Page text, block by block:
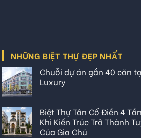
NHỮNG BIỆT THỰ ĐẸP NHẤT
Chuỗi dự án gần 40 căn
Luxury
Biệt Thự Tân Cổ Điển 4
Khi Kiến Trúc Trở Thành
Của Gia Chủ